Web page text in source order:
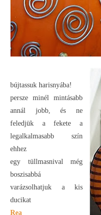
bújtassuk harisnyába!
persze minél mintásabb
annál jobb, és ne
feledjük a fekete a
legalkalmasabb szín
ehhez
egy tüllmasnival még
boszisabbá
varázsolhatjuk a kis
ducikat
Rea